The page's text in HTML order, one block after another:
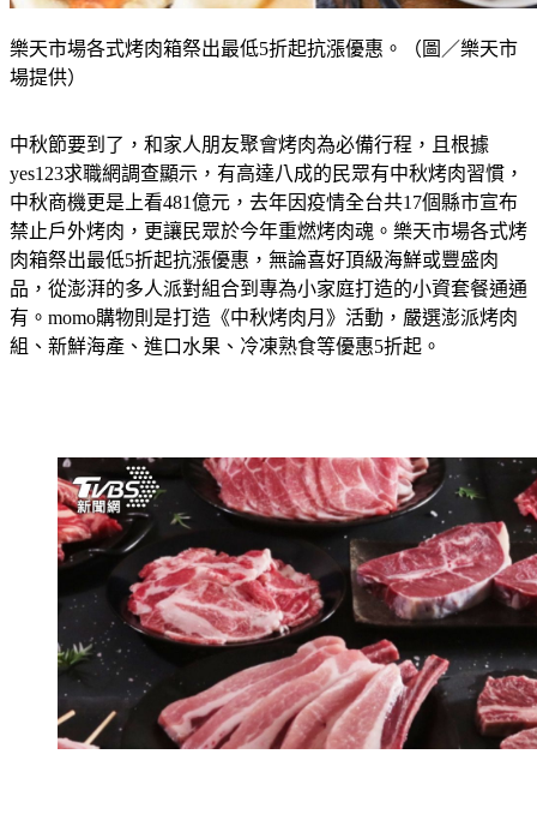
樂天市場各式烤肉箱祭出最低5折起抗漲優惠。（圖／樂天市
中秋節要到了，和家人朋友聚會烤肉為必備行程，且根據
yes123求職網調查顯示，有高達八成的民眾有中秋烤肉習慣，
中秋商機更是上看481億元，去年因疫情全台共17個縣市宣布
禁止戶外烤肉，更讓民眾於今年重燃烤肉魂。樂天市場各式烤
肉箱祭出最低5折起抗漲優惠，無論喜好頂級海鮮或豐盛肉
品，從澎湃的多人派對組合到專為小家庭打造的小資套餐通通
有。momo購物則是打造《中秋烤肉月》活動，嚴選澎派烤肉